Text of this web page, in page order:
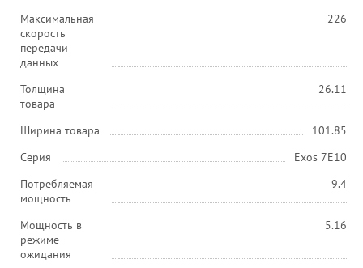
Максимальная
скорость
передачи
данных
226
Толщина
товара
26.11
Ширина товара
101.85
Серия
Exos 7E10
Потребляемая
мощность
9.4
Мощность в
режиме
ожидания
5.16